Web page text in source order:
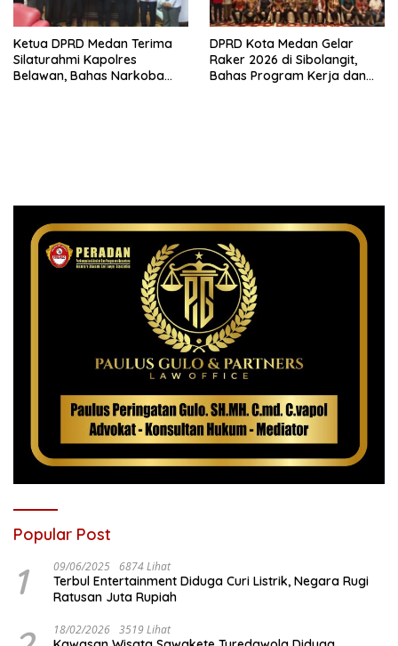
Ketua DPRD Medan Terima
Silaturahmi Kapolres
Belawan, Bahas Narkoba
DPRD Kota Medan Gelar
Raker 2026 di Sibolangit,
Bahas Program Kerja dan
Popular Post
1 09/06/2025 6874 Lihat
Terbul Entertainment Diduga Curi Listrik, Negara Rugi
Ratusan Juta Rupiah
18/02/2026 3519 Lihat